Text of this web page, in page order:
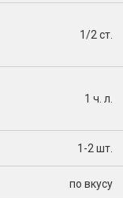
1/2 ст.
1 ч. л.
1-2 шт.
по вкусу